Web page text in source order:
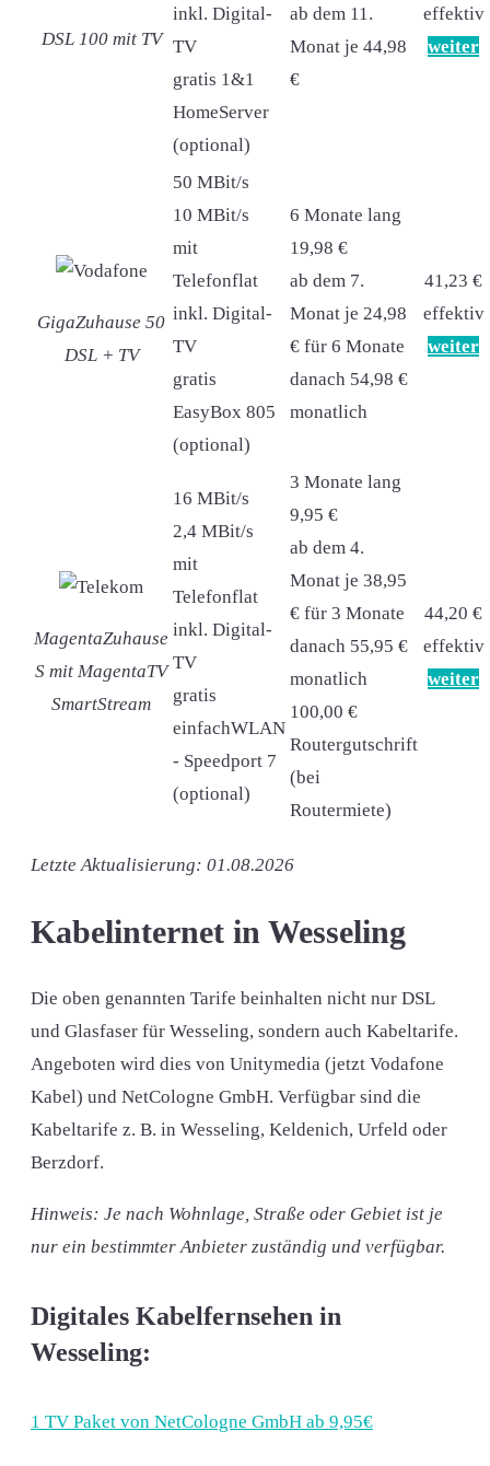
DSL 100 mit TV
inkl. Digital-
TV
gratis 1&1
HomeServer
(optional)
ab dem 11.
Monat je 44,98
€
effektiv
weiter
GigaZuhause 50
DSL + TV
50 MBit/s
10 MBit/s
mit
Telefonflat
inkl. Digital-
TV
gratis
EasyBox 805
(optional)
6 Monate lang
19,98 €
ab dem 7.
Monat je 24,98
€ für 6 Monate
danach 54,98 €
monatlich
41,23 €
effektiv
weiter
MagentaZuhause
S mit MagentaTV
SmartStream
16 MBit/s
2,4 MBit/s
mit
Telefonflat
inkl. Digital-
TV
gratis
einfachWLAN
- Speedport 7
(optional)
3 Monate lang
9,95 €
ab dem 4.
Monat je 38,95
€ für 3 Monate
danach 55,95 €
monatlich
100,00 €
Routergutschrift
(bei
Routermiete)
44,20 €
effektiv
weiter
Letzte Aktualisierung: 01.08.2026
Kabelinternet in Wesseling
Die oben genannten Tarife beinhalten nicht nur DSL
und Glasfaser für Wesseling, sondern auch Kabeltarife.
Angeboten wird dies von Unitymedia (jetzt Vodafone
Kabel) und NetCologne GmbH. Verfügbar sind die
Kabeltarife z. B. in Wesseling, Keldenich, Urfeld oder
Berzdorf.
Hinweis: Je nach Wohnlage, Straße oder Gebiet ist je
nur ein bestimmter Anbieter zuständig und verfügbar.
Digitales Kabelfernsehen in
Wesseling:
1 TV Paket von NetCologne GmbH ab 9,95€